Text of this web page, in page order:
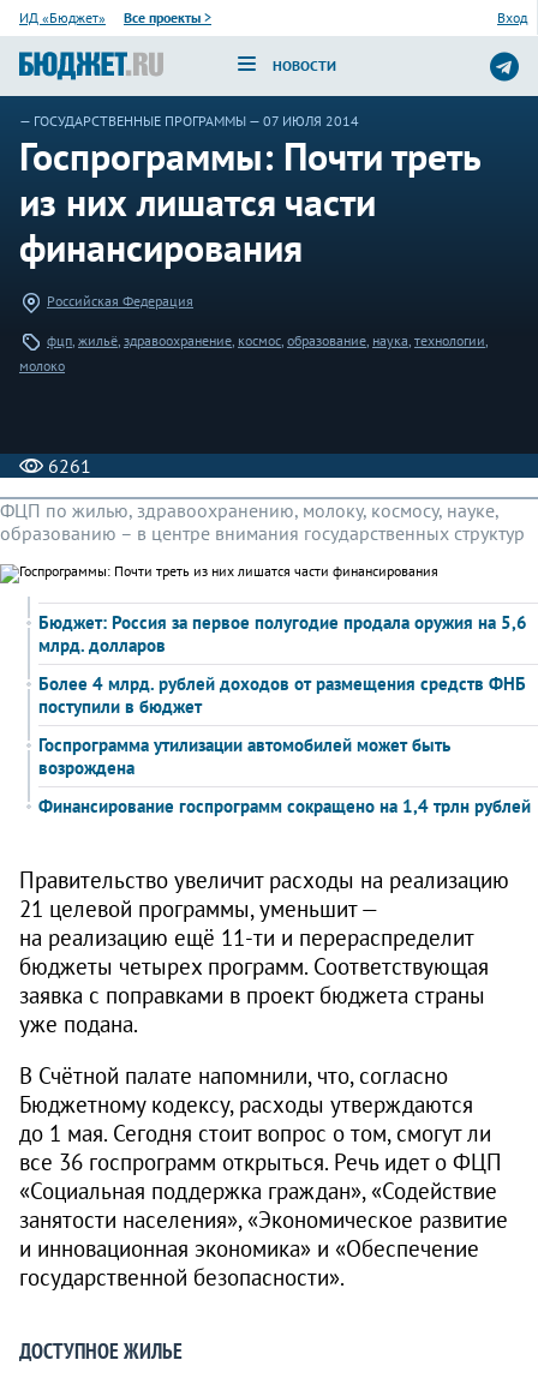
ИД «Бюджет» Все проекты > Вход
НОВОСТИ
— ГОСУДАРСТВЕННЫЕ ПРОГРАММЫ — 07 ИЮЛЯ 2014
Госпрограммы: Почти треть
из них лишатся части
финансирования
Российская Федерация
фцп, жильё, здравоохранение, космос, образование, наука, технологии,
молоко
6261
ФЦП по жилью, здравоохранению, молоку, космосу, науке,
образованию – в центре внимания государственных структур
Бюджет: Россия за первое полугодие продала оружия на 5,6
млрд. долларов
Более 4 млрд. рублей доходов от размещения средств ФНБ
поступили в бюджет
Госпрограмма утилизации автомобилей может быть
возрождена
Финансирование госпрограмм сокращено на 1,4 трлн рублей
Правительство увеличит расходы на реализацию
21 целевой программы, уменьшит —
на реализацию ещё 11-ти и перераспределит
бюджеты четырех программ. Соответствующая
заявка с поправками в проект бюджета страны
уже подана.
В Счётной палате напомнили, что, согласно
Бюджетному кодексу, расходы утверждаются
до 1 мая. Сегодня стоит вопрос о том, смогут ли
все 36 госпрограмм открыться. Речь идет о ФЦП
«Социальная поддержка граждан», «Содействие
занятости населения», «Экономическое развитие
и инновационная экономика» и «Обеспечение
государственной безопасности».
ДОСТУПНОЕ ЖИЛЬЕ